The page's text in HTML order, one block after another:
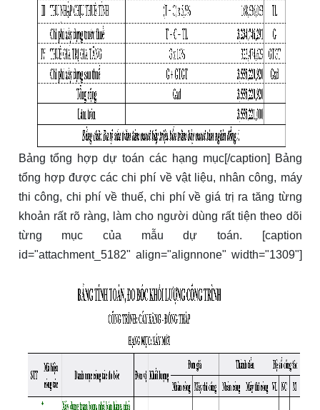
Bảng tổng hợp dự toán các hạng mục[/caption] Bảng
tổng hợp được các chi phí về vật liệu, nhân công, máy
thi công, chi phí về thuế, chi phí về giá trị ra tăng từng
khoản rất rõ ràng, làm cho người dùng rất tiện theo dõi
từng mục của mẫu dự toán. [caption
id="attachment_5182" align="alignnone" width="1309"]